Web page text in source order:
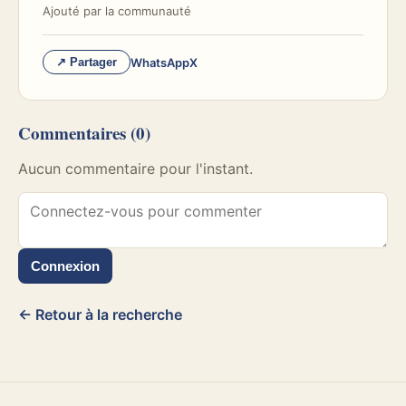
Ajouté par la communauté
↗ Partager WhatsAppX
Commentaires (0)
Aucun commentaire pour l'instant.
Connexion
← Retour à la recherche